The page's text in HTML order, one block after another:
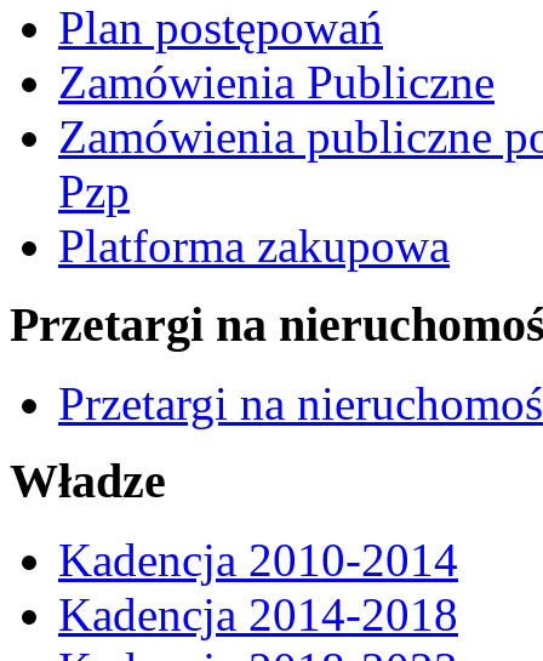
Plan postępowań
Zamówienia Publiczne
Zamówienia publiczne
Pzp
Platforma zakupowa
Przetargi na
Przetargi na
Władze
Kadencja 2010-2014
Kadencja 2014-2018